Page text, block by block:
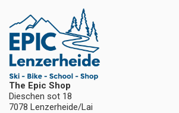
The Epic Shop
Dieschen sot 18
7078 Lenzerheide/Lai